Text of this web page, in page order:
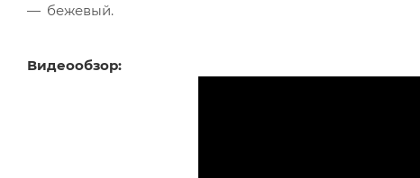
бежевый.
Видеообзор: